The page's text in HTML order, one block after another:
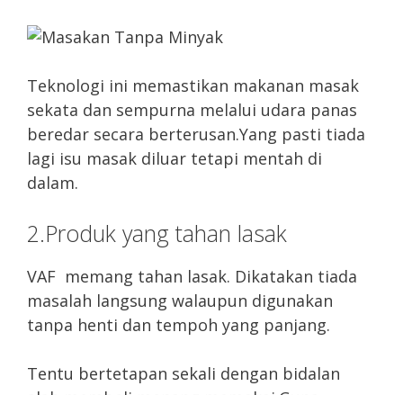
Teknologi ini memastikan makanan masak
sekata dan sempurna melalui udara panas
beredar secara berterusan.Yang pasti tiada
lagi isu masak diluar tetapi mentah di
dalam.
2.Produk yang tahan lasak
VAF memang tahan lasak. Dikatakan tiada
masalah langsung walaupun digunakan
tanpa henti dan tempoh yang panjang.
Tentu bertetapan sekali dengan bidalan